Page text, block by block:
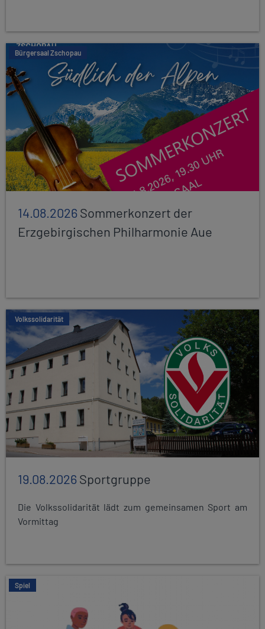
Bürgersaal Zschopau
14.08.2026Sommerkonzert der
Erzgebirgischen Philharmonie Aue
Volkssolidarität
19.08.2026Sportgruppe
Die Volkssolidarität lädt zum gemeinsamen Sport am
Vormittag
Spiel